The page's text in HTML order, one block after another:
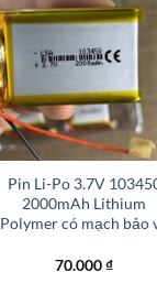
+
Pin Li-Po 3.7V
2000mAh Lithium
Polymer có mạch bảo
70.000₫